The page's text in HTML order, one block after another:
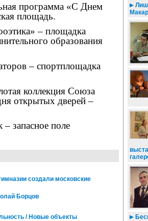
программа «С Днем
площадь.
– площадка
образования
– спортплощадка
коллекция Союза
открытых дверей –
запасное поле
создали московские
Борцов
/ Новые объекты